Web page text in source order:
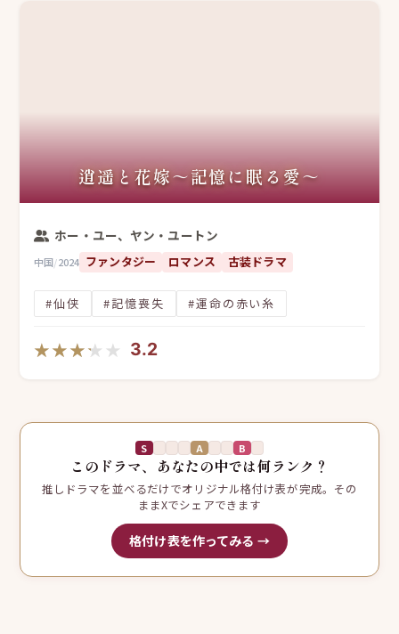
逍遥と花嫁～記憶に眠る愛～
ホー・ユー、ヤン・ユートン
中国/2024 ファンタジー ロマンス 古装ドラマ
#仙侠 #記憶喪失 #運命の赤い糸
★★★★★
★★★★★ 3.2
S A B
このドラマ、あなたの中では何ランク？
推しドラマを並べるだけでオリジナル格付け表が完成。その
ままXでシェアできます
格付け表を作ってみる →